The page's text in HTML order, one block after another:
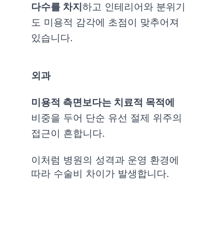
다수를 차지하고 인테리어와 분위기
도 미용적 감각에 초점이 맞추어져
있습니다.
외과
미용적 측면보다는 치료적 목적에
비중을 두어 단순 유선 절제 위주의
접근이 흔합니다.
이처럼 병원의 성격과 운영 환경에
따라 수술비 차이가 발생합니다.